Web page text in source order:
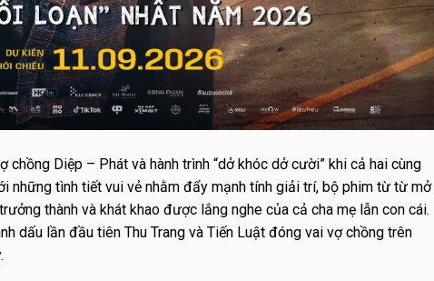
chồng Diệp – Phát và hành trình “dở khóc dở cười” khi cả hai cùng
những tình tiết vui vẻ nhằm đẩy mạnh tính giải trí, bộ phim từ từ mở
thành và khát khao được lắng nghe của cả cha mẹ lẫn con cái.
dấu lần đầu tiên Thu Trang và Tiến Luật đóng vai vợ chồng trên